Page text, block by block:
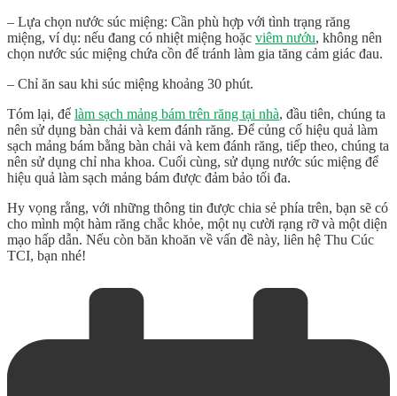
– Lựa chọn nước súc miệng: Cần phù hợp với tình trạng răng
miệng, ví dụ: nếu đang có nhiệt miệng hoặc viêm nướu, không nên
chọn nước súc miệng chứa cồn để tránh làm gia tăng cảm giác đau.
– Chỉ ăn sau khi súc miệng khoảng 30 phút.
Tóm lại, để làm sạch mảng bám trên răng tại nhà, đầu tiên, chúng ta
nên sử dụng bàn chải và kem đánh răng. Để củng cố hiệu quả làm
sạch mảng bám bằng bàn chải và kem đánh răng, tiếp theo, chúng ta
nên sử dụng chỉ nha khoa. Cuối cùng, sử dụng nước súc miệng để
hiệu quả làm sạch mảng bám được đảm bảo tối đa.
Hy vọng rằng, với những thông tin được chia sẻ phía trên, bạn sẽ có
cho mình một hàm răng chắc khỏe, một nụ cười rạng rỡ và một diện
mạo hấp dẫn. Nếu còn băn khoăn về vấn đề này, liên hệ Thu Cúc
TCI, bạn nhé!